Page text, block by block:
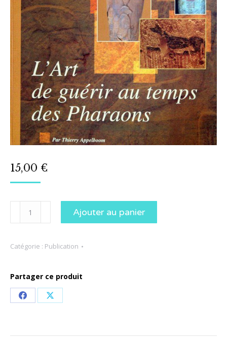
15,00 €
quantité
de
de
au
temps
Ajouter au panier
Catégorie : Publication
Partager ce produit
Share
Facebook
Share
X